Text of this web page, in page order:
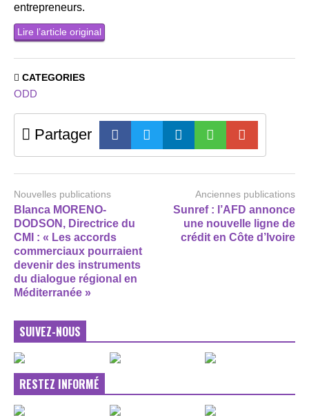
entrepreneurs.
Lire l’article original
CATEGORIES
ODD
Partager
Nouvelles publications
Blanca MORENO-
DODSON, Directrice du
CMI : « Les accords
commerciaux pourraient
devenir des instruments
du dialogue régional en
Méditerranée »
Anciennes publications
Sunref : l’AFD annonce
une nouvelle ligne de
crédit en Côte d’Ivoire
SUIVEZ-NOUS
RESTEZ INFORMÉ